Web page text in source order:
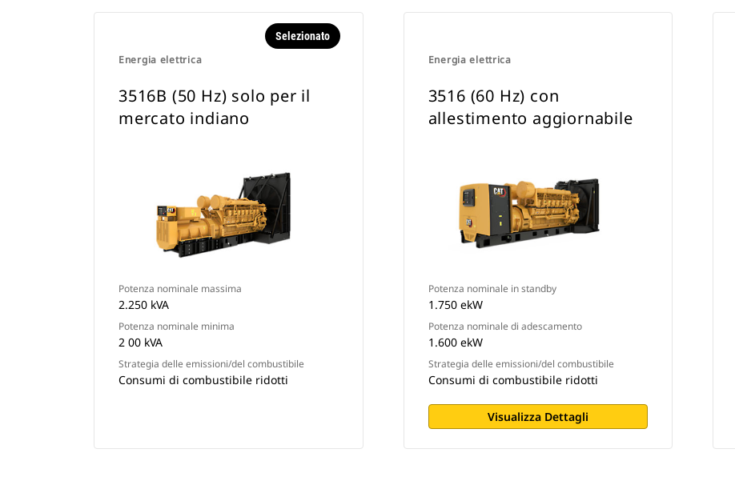
Energia elettrica
Selezionato
3516B (50 Hz) solo per il
mercato indiano
Potenza nominale massima
2.250 kVA
Potenza nominale minima
2 00 kVA
Strategia delle emissioni/del combustibile
Consumi di combustibile ridotti
Energia elettrica
3516 (60 Hz) con
allestimento aggiornabile
Potenza nominale in standby
1.750 ekW
Potenza nominale di adescamento
1.600 ekW
Strategia delle emissioni/del combustibile
Consumi di combustibile ridotti
Visualizza Dettagli